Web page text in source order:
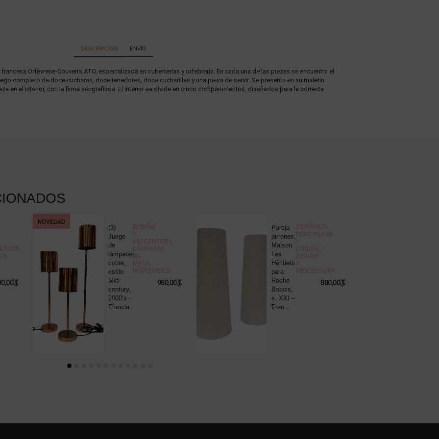
DESCRIPCIÓN ENVÍO
Orfèvrerie-Couverts ATO, especializada en cuberterías y orfebrería. En cada una de las piezas se encuentra el
completo de doce cucharas, doce tenedores, doce cucharillas y una pieza de servir. Se presenta en su maletín
en el interior, con la firma serigrafiada. El interior se divide en cinco compartimentos, diseñados para la correcta
,
€
NOVEDAD
(3)
Juego
de
lámparas,
cobre,
estilo
Mid-
century,
2000’s -
Francia
DISEÑO
Y
MIDCENTURY,
LÁMPARAS
DE
MESA,
NOVEDADES
980,00€
Pareja
jarrones,
Maison
Les
Héritiers
para
Roche
Bobois,
s. XXI –
Fran...
CERÁMICA,
PORCELANA
Y
CRISTAL,
DISEÑO
Y
MIDCENTURY
800,00€